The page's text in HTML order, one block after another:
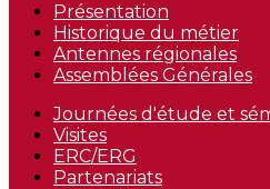
Présentation
Historique du métier
Antennes régionales
Assemblées Générales
Journées d'étude et
Visites
ERC/ERG
Partenariats